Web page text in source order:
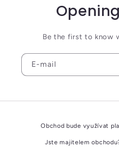
Be the first to know
E-mail
Obchod bude využívat
Jste majitelem